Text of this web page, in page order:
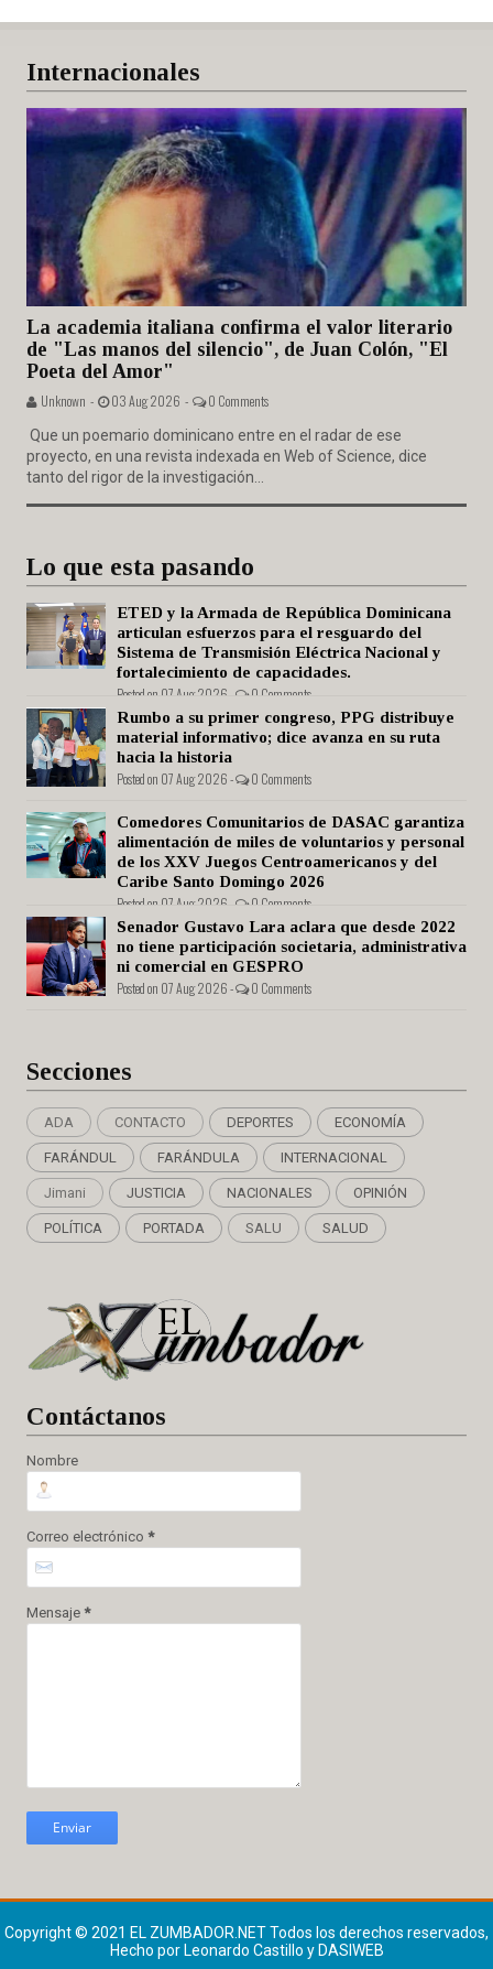
Internacionales
La academia italiana confirma el valor literario
de "Las manos del silencio", de Juan Colón, "El
Poeta del Amor"
Unknown - 03 Aug 2026 - 0 Comments
Que un poemario dominicano entre en el radar de ese
proyecto, en una revista indexada en Web of Science, dice
tanto del rigor de la investigación...
Lo que esta pasando
ETED y la Armada de República Dominicana
articulan esfuerzos para el resguardo del
Sistema de Transmisión Eléctrica Nacional y
fortalecimiento de capacidades.
Posted on 07 Aug 2026 - 0 Comments
Rumbo a su primer congreso, PPG distribuye
material informativo; dice avanza en su ruta
hacia la historia
Posted on 07 Aug 2026 - 0 Comments
Comedores Comunitarios de DASAC garantiza
alimentación de miles de voluntarios y personal
de los XXV Juegos Centroamericanos y del
Caribe Santo Domingo 2026
Posted on 07 Aug 2026 - 0 Comments
Senador Gustavo Lara aclara que desde 2022
no tiene participación societaria, administrativa
ni comercial en GESPRO
Posted on 07 Aug 2026 - 0 Comments
Secciones
ADA CONTACTO DEPORTES ECONOMÍA
FARÁNDUL FARÁNDULA INTERNACIONAL
Jimani JUSTICIA NACIONALES OPINIÓN
POLÍTICA PORTADA SALU SALUD
Contáctanos
Nombre
Correo electrónico *
Mensaje *
Copyright © 2021 EL ZUMBADOR.NETTodos los derechos reservados,
Hecho por Leonardo Castillo y DASIWEB